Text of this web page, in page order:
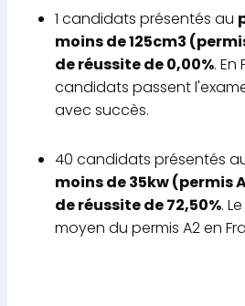
1 candidats présentés au
moins de 125cm3
de réussite de 0,00%. En
candidats passent
avec succès.
40 candidats présentés
moins de 35kw (permis
de réussite de 72,50%.
moyen du permis A2 en